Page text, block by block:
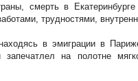
смерть в
трудностями,
в эмиграции в
на полотне